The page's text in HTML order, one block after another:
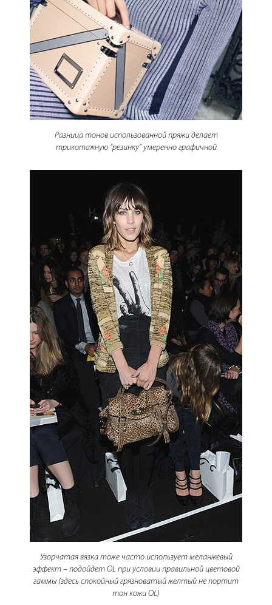
Разница тонов использованной пряжи делает
трикотажную “резинку” умеренно графичной
Узорчатая вязка тоже часто использует меланжевый
эффект – подойдет OL при условии правильной цветовой
гаммы (здесь спокойный грязноватый желтый не портит
тон кожи OL)